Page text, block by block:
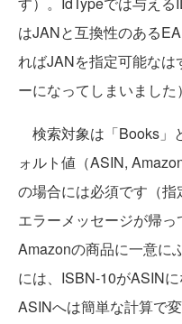
はJANと互換性のある
ればJANを指定可能なは
ーになってしまいました
検索対象は「Books」
ォルト値（ASIN,
の場合には必須です（
エラーメッセージが帰
Amazonの商品に一意に
には、ISBN-10がASIN
ASINへは簡単な計算で